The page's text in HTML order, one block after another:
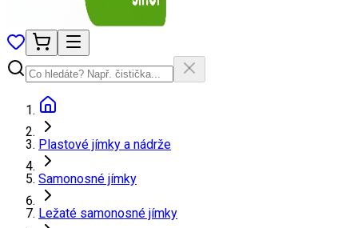
Plastové jímky a nádrže
Samonosné jímky
Ležaté samonosné jímky